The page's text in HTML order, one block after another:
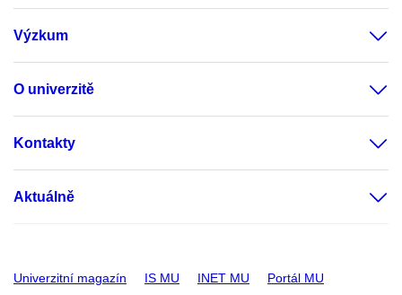
Výzkum
O univerzitě
Kontakty
Aktuálně
Univerzitní magazín IS MU INET MU Portál MU